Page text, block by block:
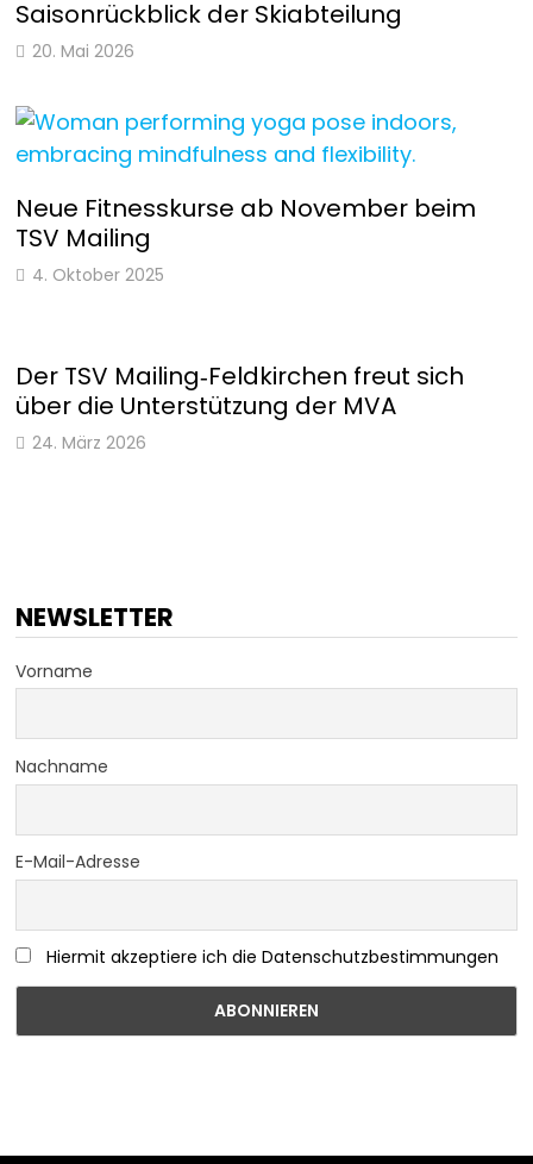
Saisonrückblick der Skiabteilung
20. Mai 2026
Neue Fitnesskurse ab November beim
TSV Mailing
4. Oktober 2025
Der TSV Mailing‑Feldkirchen freut sich
über die Unterstützung der MVA
24. März 2026
NEWSLETTER
Vorname
Nachname
E-Mail-Adresse
Hiermit akzeptiere ich die Datenschutzbestimmungen